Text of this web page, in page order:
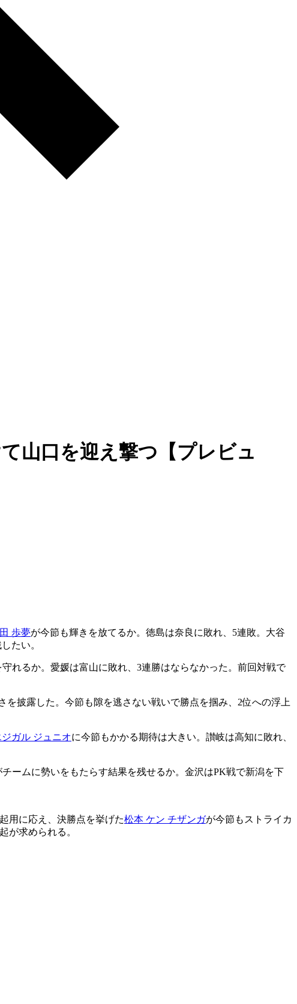
山口を迎え撃つ【プレビュ
歩夢が今節も輝きを放てるか。徳島は奈良に敗れ、5連敗。大谷
たい。
れるか。愛媛は富山に敗れ、3連勝はならなかった。前回対戦で
披露した。今節も隙を逃さない戦いで勝点を掴み、2位への浮上
ジガル ジュニオに今節もかかる期待は大きい。讃岐は高知に敗れ、
チームに勢いをもたらす結果を残せるか。金沢はPK戦で新潟を下
用に応え、決勝点を挙げた松本 ケン チザンガが今節もストライカ
が求められる。